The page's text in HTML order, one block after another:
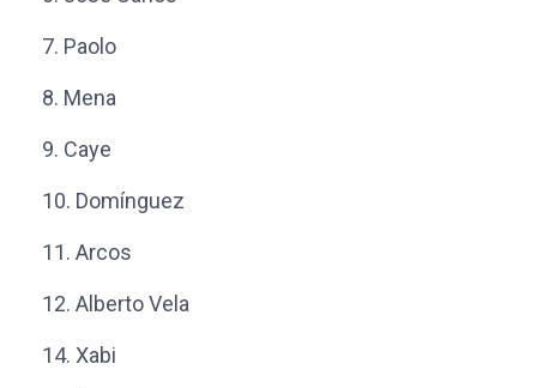
7. Paolo
8. Mena
9. Caye
10. Domínguez
11. Arcos
12. Alberto Vela
14. Xabi